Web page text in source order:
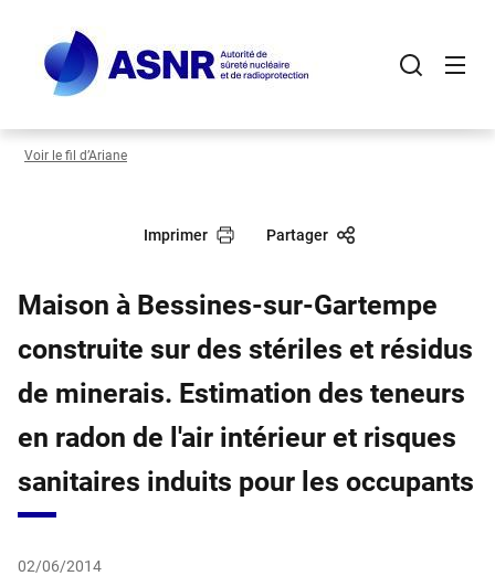
contenu
principal
Voir le fil d’Ariane
Imprimer Partager
Maison à Bessines-sur-Gartempe
construite sur des stériles et résidus
de minerais. Estimation des teneurs
en radon de l'air intérieur et risques
sanitaires induits pour les occupants
02/06/2014